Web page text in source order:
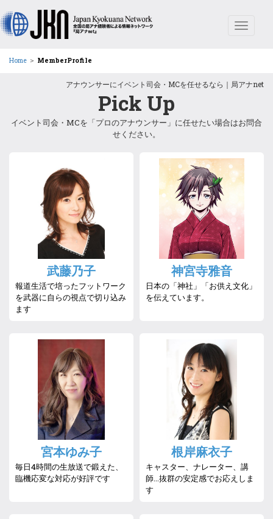
Toggle
Home ＞ MemberProfile
アナウンサーにイベント司会・MCを任せるなら｜局アナnet
Pick Up
イベント司会 ・ MCを「プロのアナウンサー 」に任せたい場合はお問合
せください。
武藤乃子
報道生活で培ったフットワーク
を武器に自らの視点で切り込み
ます
神宮寺雅音
日本の「神社」「お供え文化」
を伝えています。
宮本ゆみ子
毎日4時間の生放送で鍛えた、
臨機応変な対応が好評です
根岸麻衣子
キャスター、ナレーター、講
師…抜群の安定感でお応えしま
す